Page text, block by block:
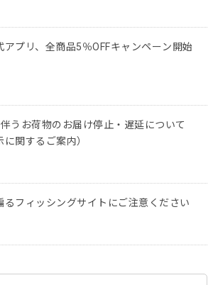
アプリ、全商品5％OFFキャンペーン開始
うお荷物のお届け停止・遅延について
に関するご案内）
るフィッシングサイトにご注意ください